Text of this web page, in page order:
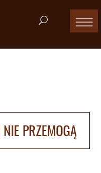
PRZEMOGĄ